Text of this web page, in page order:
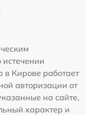
в Кирове работает
авторизации от
на сайте,
характер и